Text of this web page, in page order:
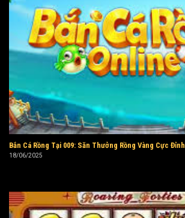
Bắn Cá Rồng Tại 009: Săn Thưởng Rồng Vàng Cực Đỉnh
18/06/2025